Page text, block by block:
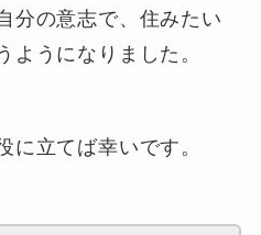
分の意志で、住みたい
ようになりました。
に立てば幸いです。